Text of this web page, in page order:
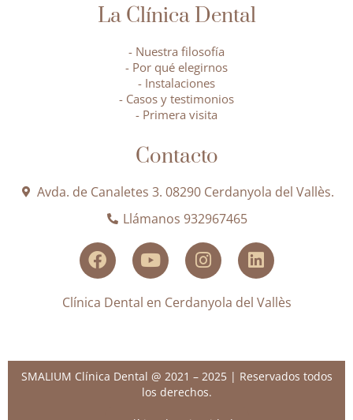
La Clínica Dental
- Nuestra filosofía
- Por qué elegirnos
- Instalaciones
- Casos y testimonios
- Primera visita
Contacto
Avda. de Canaletes 3. 08290 Cerdanyola del Vallès.
Llámanos 932967465
Clínica Dental en Cerdanyola del Vallès
SMALIUM Clínica Dental @ 2021 – 2025 | Reservados todos
los derechos.